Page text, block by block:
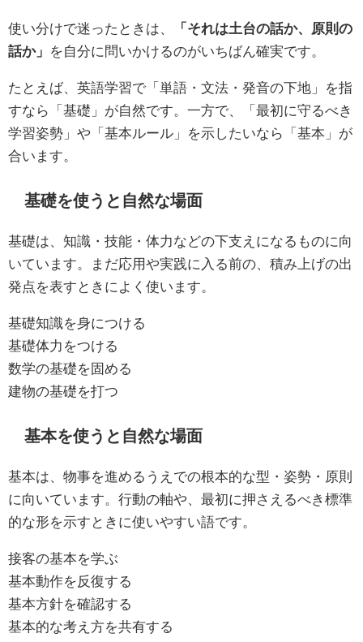
使い分けで迷ったときは、
「それは土台の話か、原則の
話か」
を自分に問いかけるのがいちばん確実です。
たとえば、英語学習で「単語・文法・発音の下地」を指
すなら「基礎」が自然です。一方で、「最初に守るべき
学習姿勢」や「基本ルール」を示したいなら「基本」が
合います。
基礎を使うと自然な場面
基礎は、知識・技能・体力などの下支えになるものに向
いています。まだ応用や実践に入る前の、積み上げの出
発点を表すときによく使います。
基礎知識を身につける
基礎体力をつける
数学の基礎を固める
建物の基礎を打つ
基本を使うと自然な場面
基本は、物事を進めるうえでの根本的な型・姿勢・原則
に向いています。行動の軸や、最初に押さえるべき標準
的な形を示すときに使いやすい語です。
接客の基本を学ぶ
基本動作を反復する
基本方針を確認する
基本的な考え方を共有する